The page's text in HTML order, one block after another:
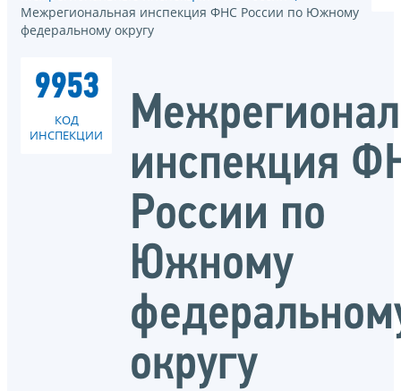
Межрегиональная инспекция ФНС России по Южному
федеральному округу
9953
КОД
ИНСПЕКЦИИ
инспекция
России по
Южному
округу